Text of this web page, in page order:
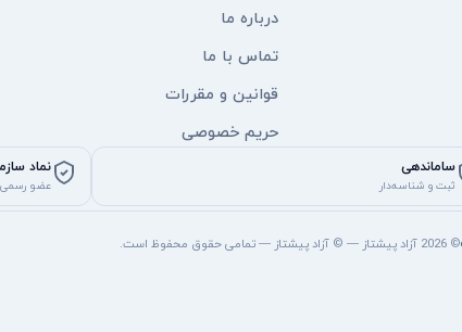
درباره ما
تماس با ما
قوانین و مقررات
حریم خصوصی
ساماندهی
ثبت و شناسه‌دار
نماد
عضو رسمی
© 2026 آزاد پیشتاز — © آزاد پیشتاز — تمامی حقوق محفوظ است.